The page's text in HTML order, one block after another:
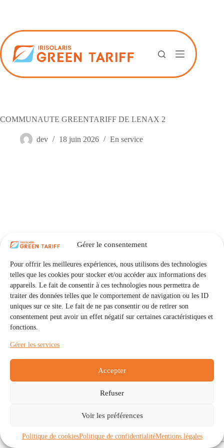
Gérer le consentement
Pour offrir les meilleures expériences, nous utilisons des technologies
telles que les cookies pour stocker et/ou accéder aux informations des
appareils. Le fait de consentir à ces technologies nous permettra de
traiter des données telles que le comportement de navigation ou les ID
uniques sur ce site. Le fait de ne pas consentir ou de retirer son
consentement peut avoir un effet négatif sur certaines caractéristiques et
fonctions.
Gérer les services
Accepter
Refuser
Voir les préférences
Politique de cookiesPolitique de confidentialitéMentions légales
COMMUNAUTE GREENTARIFF DE LENAX 2
dev 18 juin 2026 En service
Communautés
À propos
Politique de cookies (UE)